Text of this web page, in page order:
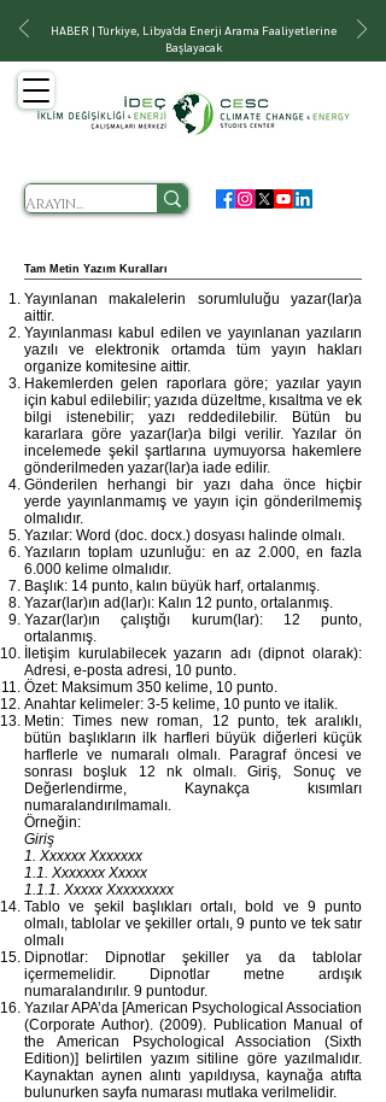
HABER | Türkiye, Libya'da Enerji Arama Faaliyetlerine
Başlayacak
Tam Metin Yazım Kuralları
Yayınlanan makalelerin sorumluluğu yazar(lar)a
aittir.
Yayınlanması kabul edilen ve yayınlanan yazıların
yazılı ve elektronik ortamda tüm yayın hakları
organize komitesine aittir.
Hakemlerden gelen raporlara göre; yazılar yayın
için kabul edilebilir; yazıda düzeltme, kısaltma ve ek
bilgi istenebilir; yazı reddedilebilir. Bütün bu
kararlara göre yazar(lar)a bilgi verilir. Yazılar ön
incelemede şekil şartlarına uymuyorsa hakemlere
gönderilmeden yazar(lar)a iade edilir.
Gönderilen herhangi bir yazı daha önce hiçbir
yerde yayınlanmamış ve yayın için gönderilmemiş
olmalıdır.
Yazılar: Word (doc. docx.) dosyası halinde olmalı.
Yazıların toplam uzunluğu: en az 2.000, en fazla
6.000 kelime olmalıdır.
Başlık: 14 punto, kalın büyük harf, ortalanmış.
Yazar(lar)ın ad(lar)ı: Kalın 12 punto, ortalanmış.
Yazar(lar)ın çalıştığı kurum(lar): 12 punto,
ortalanmış.
İletişim kurulabilecek yazarın adı (dipnot olarak):
Adresi, e-posta adresi, 10 punto.
Özet: Maksimum 350 kelime, 10 punto.
Anahtar kelimeler: 3-5 kelime, 10 punto ve italik.
Metin: Times new roman, 12 punto, tek aralıklı,
bütün başlıkların ilk harfleri büyük diğerleri küçük
harflerle ve numaralı olmalı. Paragraf öncesi ve
sonrası boşluk 12 nk olmalı. Giriş, Sonuç ve
Değerlendirme, Kaynakça kısımları
numaralandırılmamalı.
Örneğin:
Giriş
1. Xxxxxx Xxxxxxx
1.1. Xxxxxxx Xxxxx
1.1.1. Xxxxx Xxxxxxxxx
Tablo ve şekil başlıkları ortalı, bold ve 9 punto
olmalı, tablolar ve şekiller ortalı, 9 punto ve tek satır
olmalı
Dipnotlar: Dipnotlar şekiller ya da tablolar
içermemelidir. Dipnotlar metne ardışık
numaralandırılır. 9 puntodur.
Yazılar APA’da [American Psychological Association
(Corporate Author). (2009). Publication Manual of
the American Psychological Association (Sixth
Edition)] belirtilen yazım sitiline göre yazılmalıdır.
Kaynaktan aynen alıntı yapıldıysa, kaynağa atıfta
bulunurken sayfa numarası mutlaka verilmelidir.